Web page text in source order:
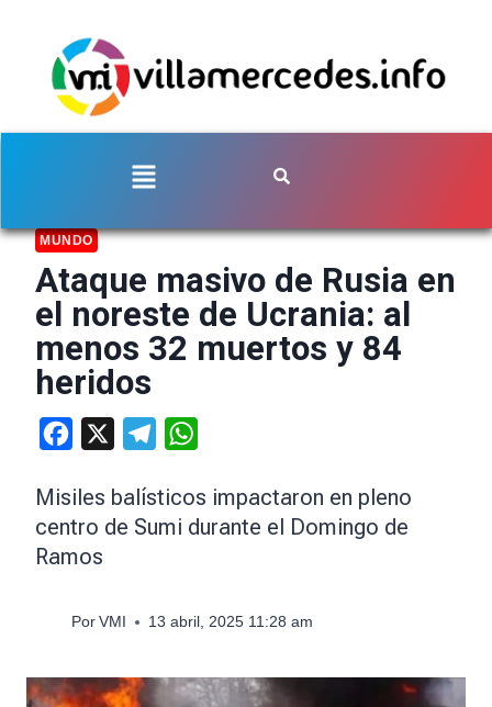
MUNDO
Ataque masivo de Rusia en
el noreste de Ucrania: al
menos 32 muertos y 84
heridos
Facebook Telegram
Misiles balísticos impactaron en pleno
centro de Sumi durante el Domingo de
Ramos
Por VMI 13 abril, 2025 11:28 am